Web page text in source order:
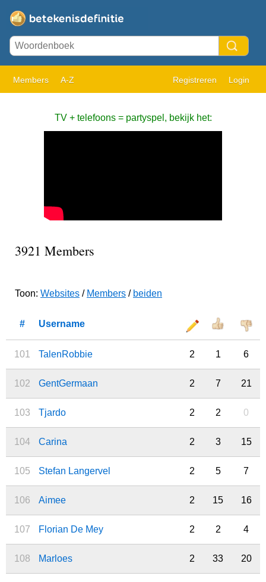
Members A-Z Registreren Login
TV + telefoons = partyspel, bekijk het:
3921 Members
Toon: Websites / Members / beiden
# Username
101 TalenRobbie 2 1 6
102 GentGermaan 2 7 21
103 Tjardo 2 2 0
104 Carina 2 3 15
105 Stefan Langervel 2 5 7
106 Aimee 2 15 16
107 Florian De Mey 2 2 4
108 Marloes 2 33 20